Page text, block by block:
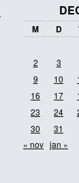
M D
2
3
9
10
16
17
23
24
30
31
« nov jan »